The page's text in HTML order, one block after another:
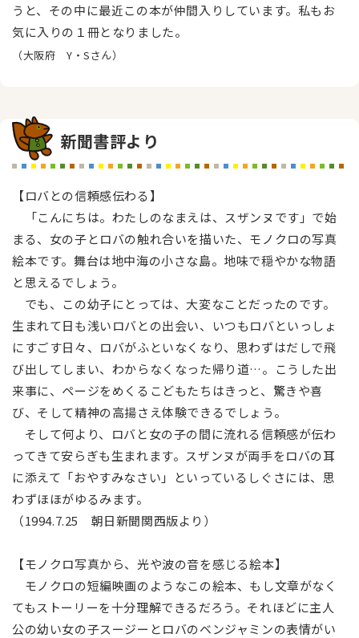
うと、その中に最近この本が仲間入りしています。私もお
気に入りの１冊となりました。
（大阪府 Y・Sさん）
新聞書評より
【ロバとの信頼感伝わる】
「こんにちは。わたしのなまえは、スザンヌです」で始
まる、女の子とロバの触れ合いを描いた、モノクロの写真
絵本です。舞台は地中海の小さな島。地味で穏やかな物語
と思えるでしょう。
でも、この幼子にとっては、大変なことだったのです。
生まれて日も浅いロバとの出会い、いつもロバといっしょ
にすごす日々、ロバがふといなくなり、思わずはだしで飛
び出してしまい、わからなくなった帰り道…。こうした出
来事に、ページをめくるこどもたちはきっと、驚きや喜
び、そして精神の高揚さえ体験できるでしょう。
そして何より、ロバと女の子の間に流れる信頼感が伝わ
ってきて安らぎも生まれます。スザンヌが両手をロバの耳
に添えて「おやすみなさい」といっているしぐさには、思
わずほほがゆるみます。
（1994.7.25 朝日新聞関西版より）
【モノクロ写真から、光や波の音を感じる絵本】
モノクロの短編映画のようなこの絵本、もし文章がなく
てもストーリーを十分理解できるだろう。それほどに主人
公の幼い女の子スージーとロバのベンジャミンの表情がい